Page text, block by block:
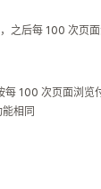
之后每 100 次页
每 100 次页面浏览
相同